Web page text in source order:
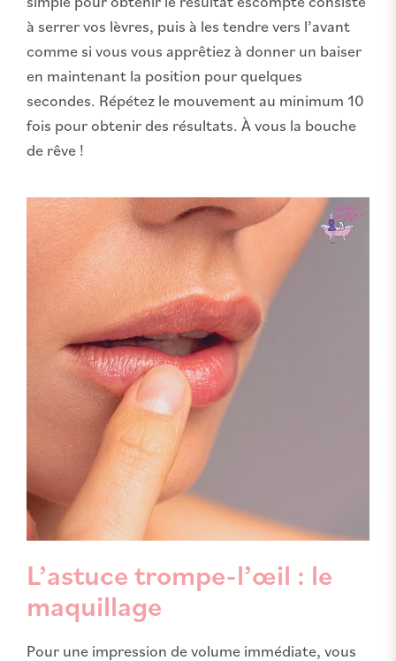
à serrer vos lèvres, puis à les tendre vers l’avant
comme si vous vous apprêtiez à donner un baiser
en maintenant la position pour quelques
secondes. Répétez le mouvement au minimum 10
fois pour obtenir des résultats. À vous la bouche
de rêve !
L’astuce trompe-l’œil : le
maquillage
Pour une impression de volume immédiate, vous